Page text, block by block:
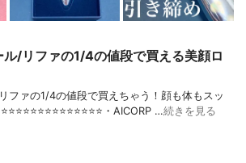
/リファの1/4の値段で買える美顔ロ
ファの1/4の値段で買えちゃう！顔も体もスッ
・AICORP …続きを見る